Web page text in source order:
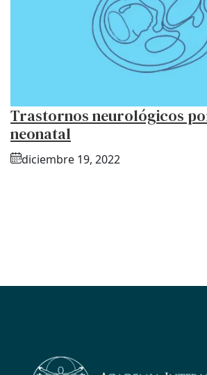
Trastornos neurológicos
neonatal
diciembre 19, 2022